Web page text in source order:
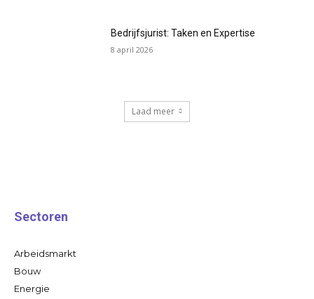
Bedrijfsjurist: Taken en Expertise
8 april 2026
Laad meer
Sectoren
Arbeidsmarkt
Bouw
Energie